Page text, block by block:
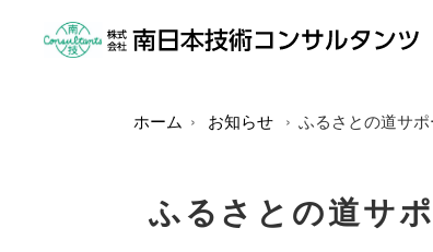
ホーム お知らせ ふるさとの道サ
ふるさとの道サ